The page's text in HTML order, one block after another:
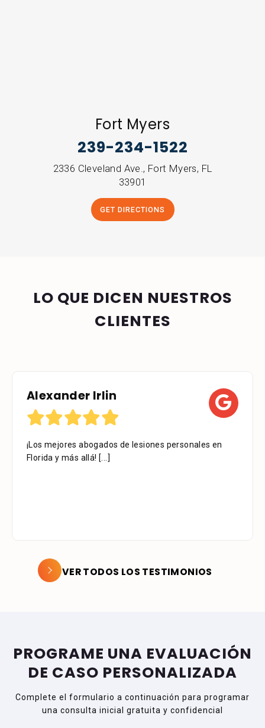
Fort Myers
239-234-1522
2336 Cleveland Ave., Fort Myers, FL
33901
GET DIRECTIONS
LO QUE DICEN NUESTROS
CLIENTES
Alexander Irlin
¡Los mejores abogados de lesiones personales en
Florida y más allá! [...]
VER TODOS LOS TESTIMONIOS
PROGRAME UNA EVALUACIÓN
DE CASO PERSONALIZADA
Complete el formulario a continuación para programar
una consulta inicial gratuita y confidencial